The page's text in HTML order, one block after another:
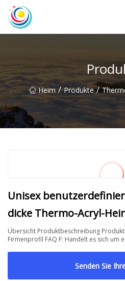
Heim / Produkte /
Unisex
dicke Thermo-Acryl-
Übersicht Produktbeschreibung
Firmenprofil FAQ F: Handelt es sich um
Senden Sie